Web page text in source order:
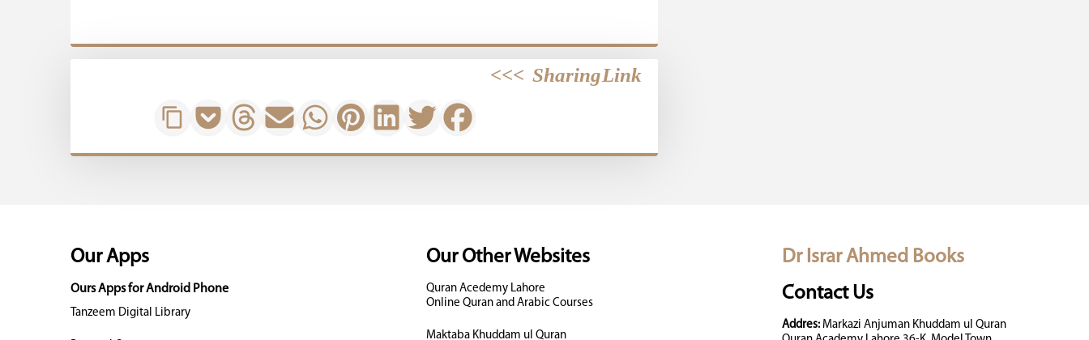
Sharing Link
>>>
Dr Israr Ahmed Books
Contact Us
Addres:Markazi Anjuman Khuddam ul Quran
Our Other Websites
Quran Acedemy Lahore
Online Quran and Arabic Courses
Maktaba Khuddam ul Quran
Our Apps
Ours Apps for Android Phone
Tanzeem Digital Library